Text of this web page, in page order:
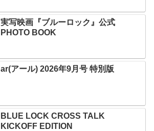
実写映画『ブルーロック』公式
PHOTO BOOK
ar(アール) 2026年9月号 特別版
BLUE LOCK CROSS TALK
KICKOFF EDITION